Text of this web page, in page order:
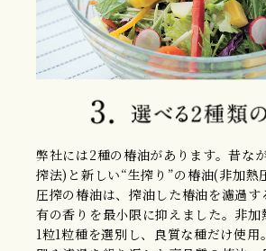
弊社には2種の椿油があります。昔な
搾法)と新しい“生搾り”の椿油(非加熱
圧搾の椿油は、搾油した椿油を濾過
有の香りを最小限に抑えました。非加
1粒1粒種を選別し、良質な種だけ使